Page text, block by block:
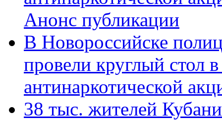
Анонс публикации
В Новороссийске
провели круглый стол
антинаркотической
38 тыс. жителей